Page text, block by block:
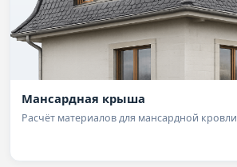
Мансардная крыша
Расчёт материалов для мансардной кровли